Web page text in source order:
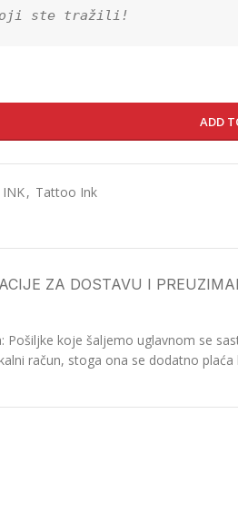
ste tražili!
ADD
, Tattoo Ink
ZA DOSTAVU I
koje šaljemo uglavnom se
račun, stoga ona se dodatno plaća